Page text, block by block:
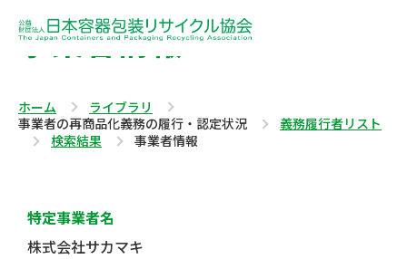
事業者情報
ホーム
ライブラリ
事業者の再商品化義務の履行・認定状況
義務履行者リスト
検索結果
事業者情報
特定事業者名
株式会社サカマキ